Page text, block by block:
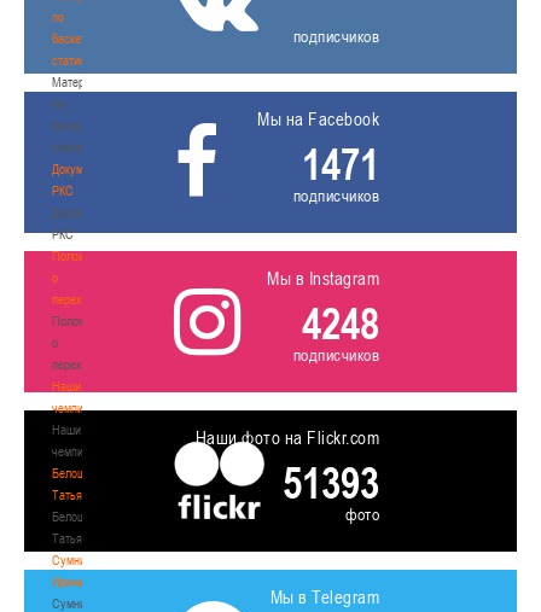
по
баскетбольной
статистике
Материалы
по
баскетбольной
статистике
Документы
РКС
Документы
РКС
Положение
о
переходах
Положение
о
переходах
Наши
чемпионы
Наши
чемпионы
Белошапко
Татьяна
Белошапко
Татьяна
Сумникова
Ирина
Сумникова
подписчиков
Мы на Facebook
1471
подписчиков
Мы в Instagram
4248
подписчиков
Наши фото на Flickr.com
51393
фото
Мы в Telegram